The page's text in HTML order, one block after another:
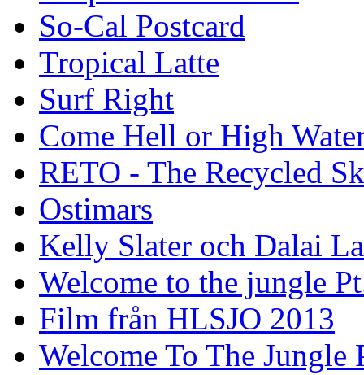
So-Cal Postcard
Tropical Latte
Surf Right
Come Hell or High
RETO - The Recycled
Ostimars
Kelly Slater och Dalai
Welcome to the jungle
Film från HLSJO 2013
Welcome To The Jungle